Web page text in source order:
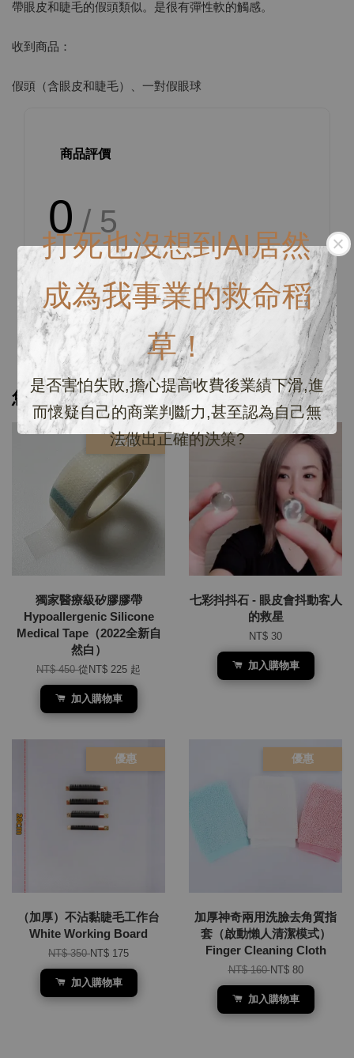
打死也沒想到AI居然
成為我事業的救命稻
草！
是否害怕失敗,擔心提高收費後業績下滑,進
而懷疑自己的商業判斷力,甚至認為自己無
法做出正確的決策?
帶眼皮和睫毛的假頭類似。是很有彈性軟的觸感。
收到商品：
假頭（含眼皮和睫毛）、一對假眼球
商品評價
0 / 5
總共有 個評價
您可能也喜歡
優惠
獨家醫療級矽膠膠帶
Hypoallergenic Silicone
Medical Tape（2022全新自
然白）
NT$ 450從 NT$ 225 起
加入購物車
七彩抖抖石 - 眼皮會抖動客人
的救星
NT$ 30
加入購物車
優惠
（加厚）不沾黏睫毛工作台
White Working Board
NT$ 350NT$ 175
加入購物車
優惠
加厚神奇兩用洗臉去角質指
套（啟動懶人清潔模式）
Finger Cleaning Cloth
NT$ 160NT$ 80
加入購物車